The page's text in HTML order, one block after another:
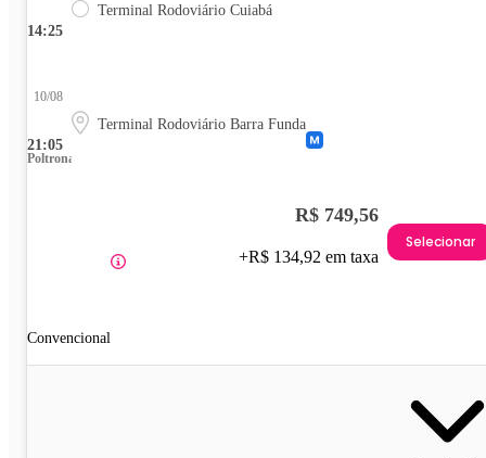
14:25
Terminal Rodoviário Cuiabá
21:05
10/08
Terminal Rodoviário Barra Funda
Poltrona
Convencional
R$ 749,56
+R$ 134,92 em taxa
Selecionar